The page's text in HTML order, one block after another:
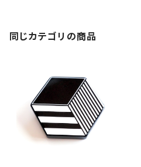
同じカテゴリの商品